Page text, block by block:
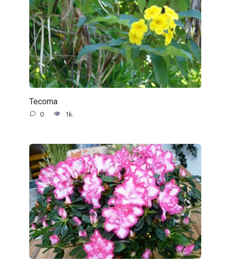
Tecoma
0 1k.